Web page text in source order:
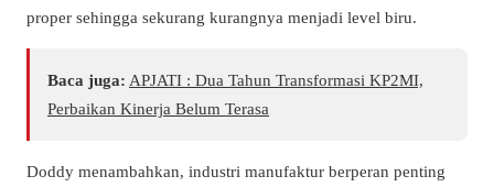
proper sehingga sekurang kurangnya menjadi level biru.
Baca juga: APJATI : Dua Tahun Transformasi KP2MI,
Perbaikan Kinerja Belum Terasa
Doddy menambahkan, industri manufaktur berperan penting